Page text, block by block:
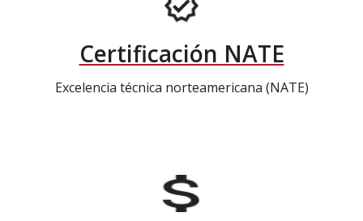
Certificación NATE
Excelencia técnica norteamericana (NATE)